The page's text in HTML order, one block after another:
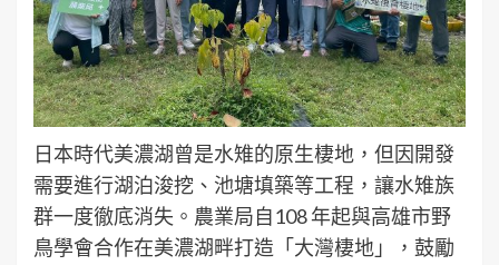
日本時代美濃湖曾是水雉的原生棲地，但因開發
需要進行湖泊浚挖、池塘填築等工程，讓水雉族
群一度徹底消失。農業局自108 年起與高雄市野
鳥學會合作在美濃湖畔打造「大灣棲地」，鼓勵